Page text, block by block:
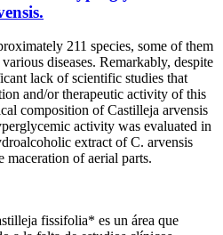
211 species, some of them
diseases. Remarkably, despite
lack of scientific studies that
and/or therapeutic activity of this
composition of Castilleja arvensis
activity was evaluated in
extract of C. arvensis
of aerial parts.
fissifolia* es un área que